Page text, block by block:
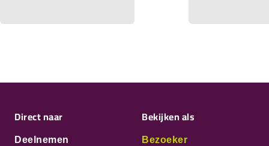
Direct naar
Deelnemen
Bekijken als
Bezoeker